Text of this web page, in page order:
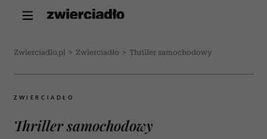
Zwierciadlo.pl > Zwierciadło > Thriller samochodowy
ZWIERCIADŁO
Thriller samochodowy